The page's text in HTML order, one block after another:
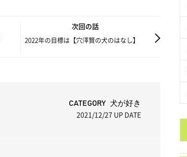
u
次回の話
2022年の目標は【穴澤賢の犬のはなし】
CATEGORY 犬が好き
2021/12/27 UP DATE